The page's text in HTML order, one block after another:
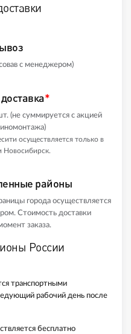
с менеджером)
*
(не суммируется с акцией
осуществляется только в
Новосибирск.
районы
города осуществляется
Стоимость доставки
заказа.
России
транспортными
рабочий день после
бесплатно